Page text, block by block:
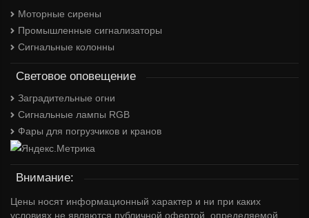
Моторные сирены
Промышленные сигнализаторы
Сигнальные колонны
Световое оповещение
Заградительные огни
Сигнальные лампы RGB
Фары для погрузчиков и кранов
Внимание:
Цены носят информационный характер и ни при каких
условиях не являются публичной офертой, определяемой